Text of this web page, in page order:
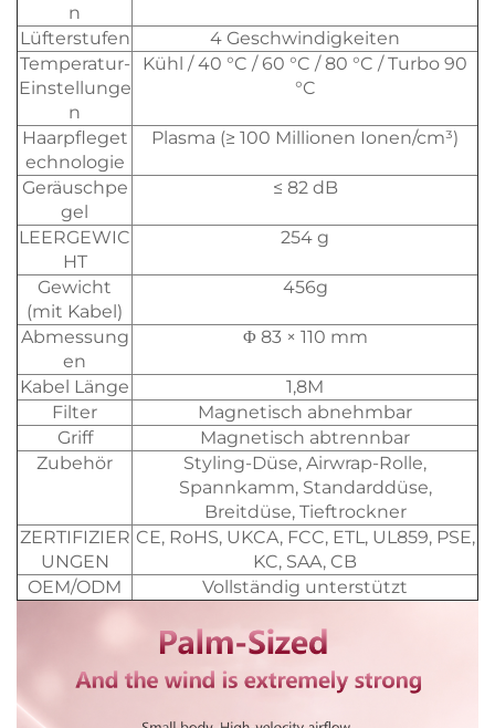
n
Lüfterstufen
4 Geschwindigkeiten
Temperatur-
Einstellunge
n
Kühl / 40 °C / 60 °C / 80 °C / Turbo 90
°C
Haarpfleget
echnologie
Plasma (≥ 100 Millionen Ionen/cm³)
Geräuschpe
gel
≤ 82 dB
LEERGEWIC
HT
254 g
Gewicht
(mit Kabel)
456g
Abmessung
en
Φ 83 × 110 mm
Kabel Länge
1,8M
Filter
Magnetisch abnehmbar
Griff
Magnetisch abtrennbar
Zubehör
Styling-Düse, Airwrap-Rolle,
Spannkamm, Standarddüse,
Breitdüse, Tieftrockner
ZERTIFIZIER
UNGEN
CE, RoHS, UKCA, FCC, ETL, UL859, PSE,
KC, SAA, CB
OEM/ODM
Vollständig unterstützt